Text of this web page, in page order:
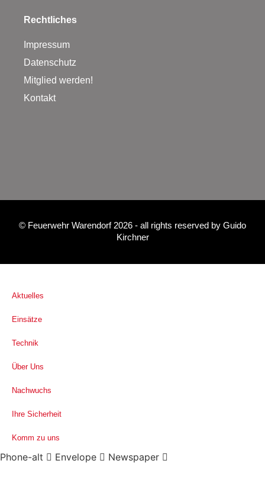
Rechtliches
Impressum
Datenschutz
Mitglied werden!
Kontakt
© Feuerwehr Warendorf 2026 - all rights reserved by Guido
Kirchner
Aktuelles
Einsätze
Technik
Über Uns
Nachwuchs
Ihre Sicherheit
Komm zu uns
Phone-alt Envelope Newspaper